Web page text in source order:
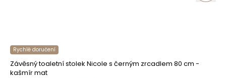
Rychlé doručení
Závěsný toaletní stolek Nicole s černým zrcadlem 80 cm -
kašmír mat